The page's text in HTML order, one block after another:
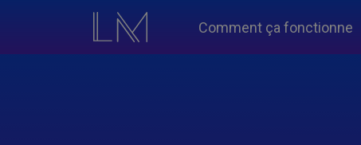
Comment ça fonctionne